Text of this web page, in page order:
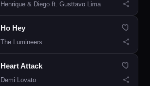
Henrique & Diego ft. Gusttavo Lima
Ho Hey
The Lumineers
Heart Attack
Demi Lovato